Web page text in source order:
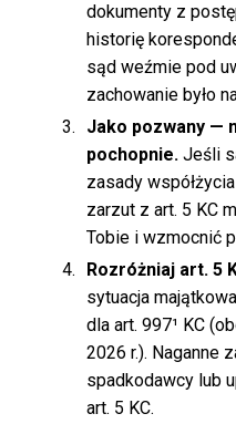
dokumenty z
historię
sąd weźmie pod
zachowanie było
Jako pozwany —
pochopnie. Jeśli
zasady
zarzut z art. 5 KC
Tobie i wzmocnić
Rozróżniaj art. 5
sytuacja
dla art. 997¹ KC
2026 r.). Naganne
spadkodawcy lub
art. 5 KC.